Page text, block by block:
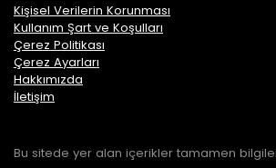
Kişisel Verilerin Korunması
Kullanım Şart ve Koşulları
Çerez Politikası
Çerez Ayarları
Hakkımızda
İletişim
Bu sitede yer alan içerikler tamamen